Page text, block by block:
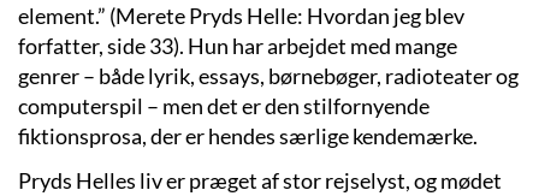
element.” (Merete Pryds Helle: Hvordan jeg blev
forfatter, side 33). Hun har arbejdet med mange
genrer – både lyrik, essays, børnebøger, radioteater og
computerspil – men det er den stilfornyende
fiktionsprosa, der er hendes særlige kendemærke.
Pryds Helles liv er præget af stor rejselyst, og mødet